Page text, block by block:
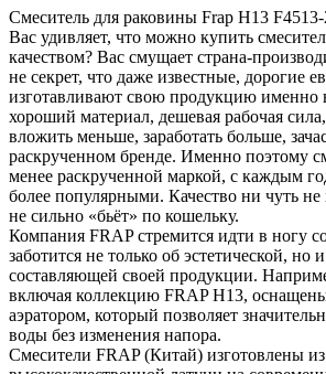
Смеситель для раковины Frap H13 F4513-
Вас удивляет, что можно купить
качеством? Вас смущает страна-
не секрет, что даже известные, дорогие
изготавливают свою продукцию именно
хороший материал, дешевая рабочая
вложить меньше, заработать больше,
раскрученном бренде. Именно поэтому
менее раскрученной маркой, с каждым
более популярными. Качество ни чуть не
не сильно «бьёт» по кошельку.
Компания FRAP стремится идти в ногу
заботится не только об эстетической, но
составляющей своей продукции.
включая коллекцию FRAP H13,
аэратором, который позволяет
воды без изменения напора.
Смесители FRAP (Китай) изготовлены из